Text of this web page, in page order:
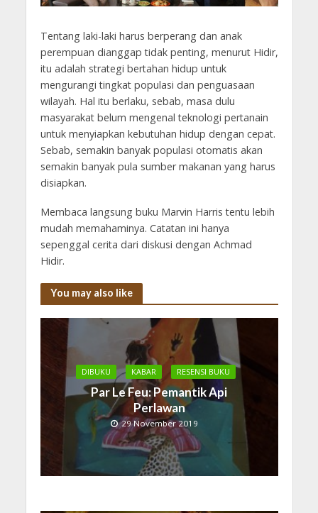
Tentang laki-laki harus berperang dan anak
perempuan dianggap tidak penting, menurut Hidir,
itu adalah strategi bertahan hidup untuk
mengurangi tingkat populasi dan penguasaan
wilayah. Hal itu berlaku, sebab, masa dulu
masyarakat belum mengenal teknologi pertanain
untuk menyiapkan kebutuhan hidup dengan cepat.
Sebab, semakin banyak populasi otomatis akan
semakin banyak pula sumber makanan yang harus
disiapkan.
Membaca langsung buku Marvin Harris tentu lebih
mudah memahaminya. Catatan ini hanya
sepenggal cerita dari diskusi dengan Achmad
Hidir.
You may also like
DIBUKU KABAR RESENSI BUKU
Par Le Feu: Pemantik Api
Perlawan
29 November 2019